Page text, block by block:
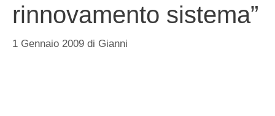
rinnovamento sistema”
1 Gennaio 2009 di Gianni